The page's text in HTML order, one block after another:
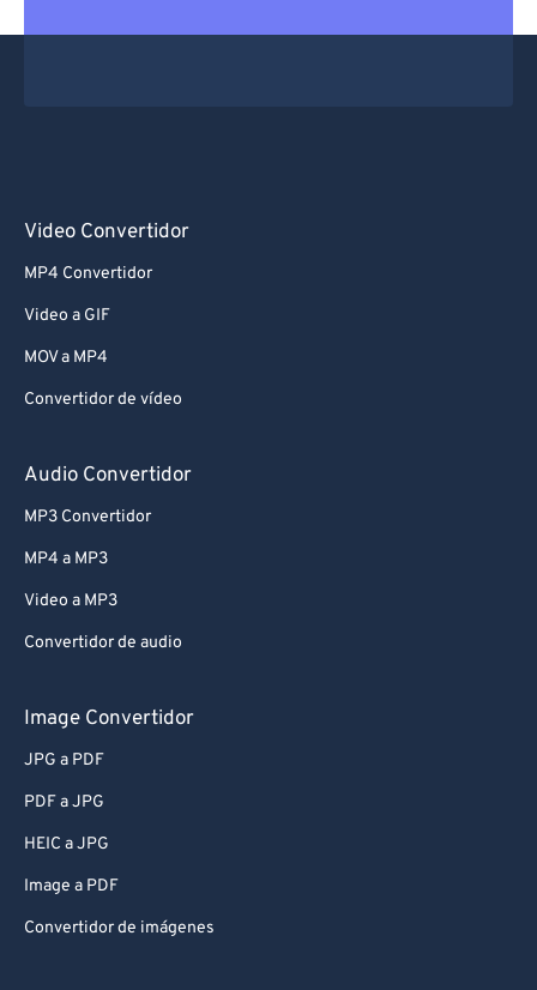
Video Convertidor
MP4 Convertidor
Video a GIF
MOV a MP4
Convertidor de vídeo
Audio Convertidor
MP3 Convertidor
MP4 a MP3
Video a MP3
Convertidor de audio
Image Convertidor
JPG a PDF
PDF a JPG
HEIC a JPG
Image a PDF
Convertidor de imágenes